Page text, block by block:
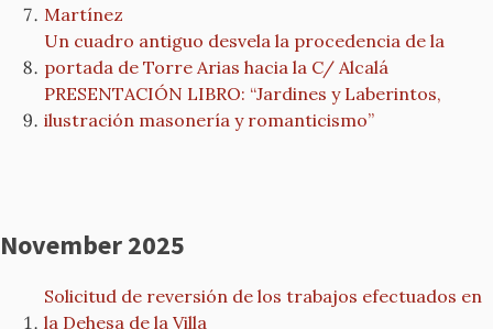
Martínez
Un cuadro antiguo desvela la procedencia de la
portada de Torre Arias hacia la C/ Alcalá
PRESENTACIÓN LIBRO: “Jardines y Laberintos,
ilustración masonería y romanticismo”
November 2025
Solicitud de reversión de los trabajos efectuados en
la Dehesa de la Villa